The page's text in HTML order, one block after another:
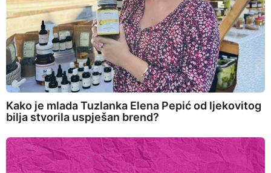
Kako je mlada Tuzlanka Elena Pepić od ljekovitog
bilja stvorila uspješan brend?